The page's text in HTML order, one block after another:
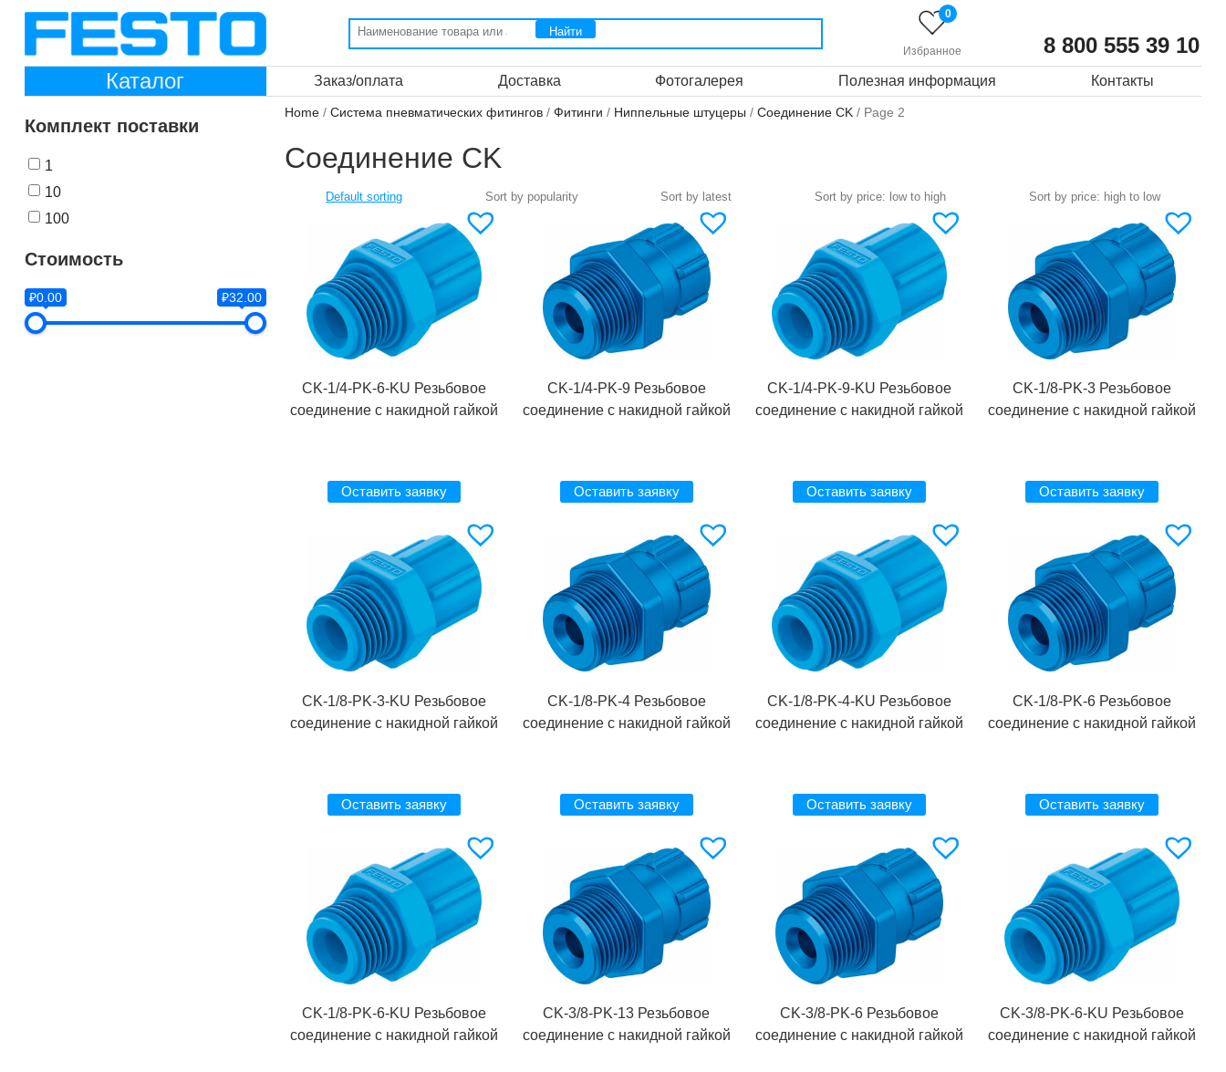
Избранное
0
8 800 555 39 10
Каталог
Заказ/оплата Доставка Фотогалерея Полезная информация Контакты
Комплект поставки
1
10
100
Стоимость
₽0.00 ₽32.00
Home/ Система пневматических фитингов/ Фитинги / Ниппельные штуцеры / Соединение CK/ Page 2
Соединение CK
CK-1/4-PK-6-KU Резьбовое
соединение с накидной гайкой
Оставить заявку
CK-1/4-PK-9 Резьбовое
соединение с накидной гайкой
Оставить заявку
CK-1/4-PK-9-KU Резьбовое
соединение с накидной гайкой
Оставить заявку
CK-1/8-PK-3 Резьбовое
соединение с накидной гайкой
Оставить заявку
CK-1/8-PK-3-KU Резьбовое
соединение с накидной гайкой
Оставить заявку
CK-1/8-PK-4 Резьбовое
соединение с накидной гайкой
Оставить заявку
CK-1/8-PK-4-KU Резьбовое
соединение с накидной гайкой
Оставить заявку
CK-1/8-PK-6 Резьбовое
соединение с накидной гайкой
Оставить заявку
CK-1/8-PK-6-KU Резьбовое
соединение с накидной гайкой
CK-3/8-PK-13 Резьбовое
соединение с накидной гайкой
CK-3/8-PK-6 Резьбовое
соединение с накидной гайкой
CK-3/8-PK-6-KU Резьбовое
соединение с накидной гайкой